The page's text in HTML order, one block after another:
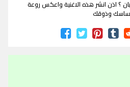
؟ اذن انشر هذه الاغنية واعكس روعة
وذوقك